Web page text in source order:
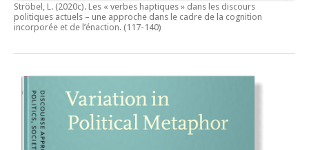
Ströbel, L. (2020c). Les « verbes haptiques » dans les discours
politiques actuels – une approche dans le cadre de la cognition
incorporée et de l’énaction. (117-140)